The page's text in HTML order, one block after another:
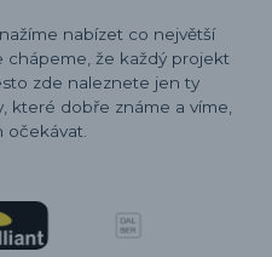
nabízet co největší
chápeme, že každý projekt
zde naleznete jen ty
které dobře známe a víme,
očekávat.